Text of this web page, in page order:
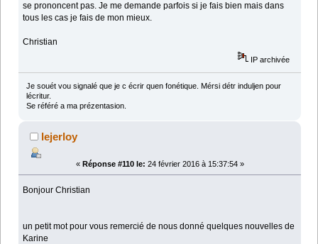
se prononcent pas. Je me demande parfois si je fais bien mais dans
tous les cas je fais de mon mieux.
Christian
IP archivée
Je souét vou signalé que je c écrir quen fonétique. Mérsi détr induljen pour
lécritur.
Se référé a ma prézentasion.
lejerloy
« Réponse #110 le: 24 février 2016 à 15:37:54 »
Bonjour Christian
un petit mot pour vous remercié de nous donné quelques nouvelles de
Karine